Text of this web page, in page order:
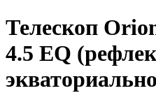
Телескоп
4.5 EQ